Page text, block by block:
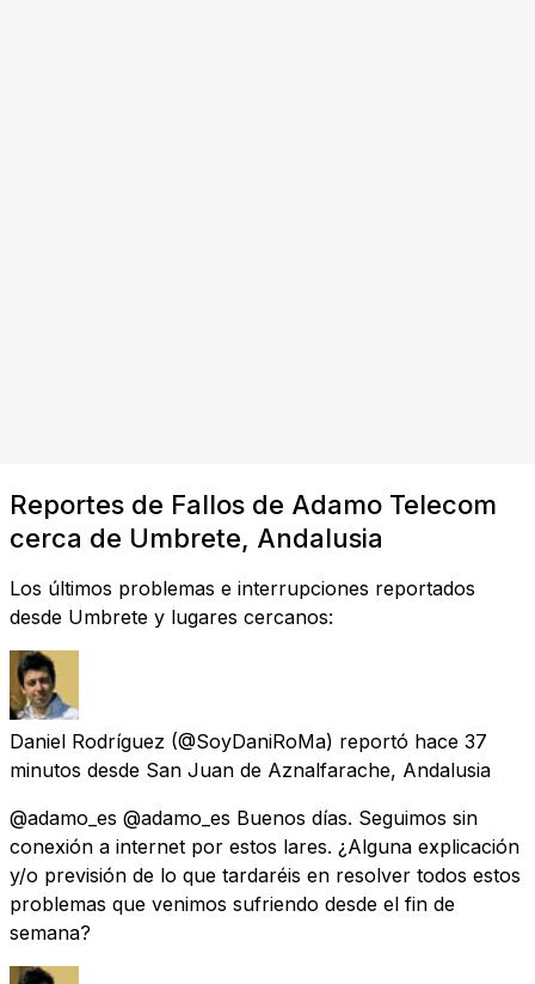
Reportes de Fallos de Adamo Telecom
cerca de Umbrete, Andalusia
Los últimos problemas e interrupciones reportados
desde Umbrete y lugares cercanos:
Daniel Rodríguez (@SoyDaniRoMa) reportó hace 37
minutos desde San Juan de Aznalfarache, Andalusia
@adamo_es @adamo_es Buenos días. Seguimos sin
conexión a internet por estos lares. ¿Alguna explicación
y/o previsión de lo que tardaréis en resolver todos estos
problemas que venimos sufriendo desde el fin de
semana?